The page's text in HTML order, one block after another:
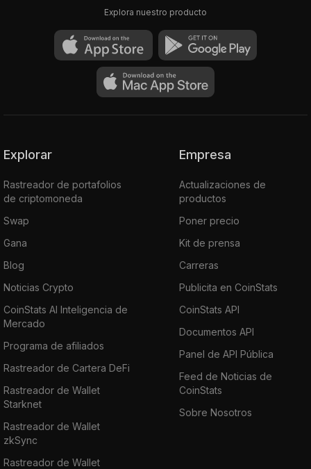
Explora nuestro producto
Explorar
Rastreador de portafolios
de criptomoneda
Swap
Gana
Blog
Noticias Crypto
CoinStats AI Inteligencia de
Mercado
Programa de afiliados
Rastreador de Cartera DeFi
Rastreador de Wallet
Starknet
Rastreador de Wallet
zkSync
Rastreador de Wallet
Empresa
Actualizaciones de
productos
Poner precio
Kit de prensa
Carreras
Publicita en CoinStats
CoinStats API
Documentos API
Panel de API Pública
Feed de Noticias de
CoinStats
Sobre Nosotros